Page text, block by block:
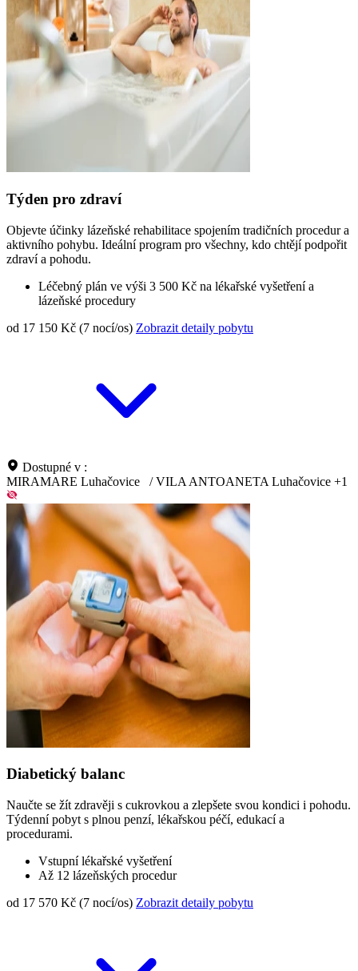
Týden pro zdraví
Objevte účinky lázeňské rehabilitace spojením tradičních procedur a
aktivního pohybu. Ideální program pro všechny, kdo chtějí podpořit
zdraví a pohodu.
Léčebný plán ve výši 3 500 Kč na lékařské vyšetření a
lázeňské procedury
od 17 150 Kč (7 nocí/os) Zobrazit detaily pobytu
Dostupné v :
MIRAMARE Luhačovice
/ VILA ANTOANETA Luhačovice +1
Diabetický balanc
Naučte se žít zdravěji s cukrovkou a zlepšete svou kondici i pohodu.
Týdenní pobyt s plnou penzí, lékařskou péčí, edukací a
procedurami.
Vstupní lékařské vyšetření
Až 12 lázeňských procedur
od 17 570 Kč (7 nocí/os) Zobrazit detaily pobytu